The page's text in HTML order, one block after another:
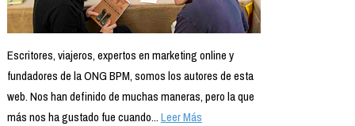
Escritores, viajeros, expertos en marketing online y
fundadores de la ONG BPM, somos los autores de esta
web. Nos han definido de muchas maneras, pero la que
más nos ha gustado fue cuando...Leer Más